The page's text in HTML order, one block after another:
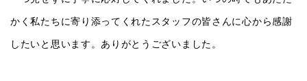
かく私たちに寄り添ってくれたスタッフの皆さんに心から感謝
したいと思います。ありがとうございました。